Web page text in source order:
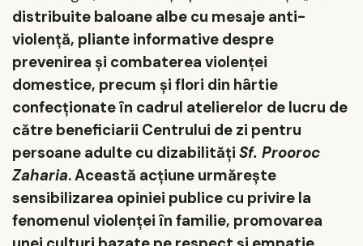
distribuite baloane albe cu mesaje anti-
violenţă, pliante informative despre
prevenirea şi combaterea violenţei
domestice, precum şi flori din hârtie
confecţionate în cadrul atelierelor de lucru de
către beneficiarii Centrului de zi pentru
persoane adulte cu dizabilităţi Sf. Prooroc
Zaharia. Această acţiune urmăreşte
sensibilizarea opiniei publice cu privire la
fenomenul violenţei în familie, promovarea